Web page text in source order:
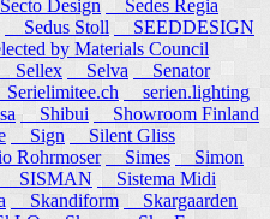
Design
Sedes Regia
Sedus Stoll
SEEDDESIGN
by Materials Council
Sellex Selva
Senator
serien.lighting
Shibui
Showroom Finland
Sign
Silent Gliss
Rohrmoser Simes Simon
SISMAN
Sistema Midi
Skandiform
Skargaarden